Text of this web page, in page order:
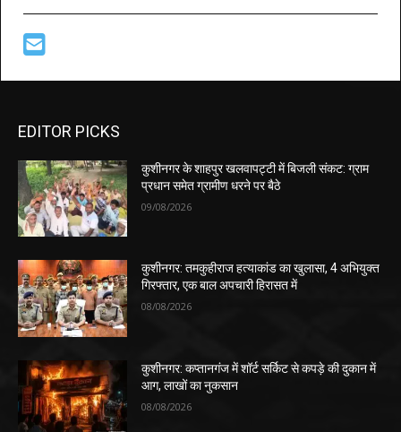
EDITOR PICKS
कुशीनगर के शाहपुर खलवापट्टी में बिजली संकट: ग्राम
प्रधान समेत ग्रामीण धरने पर बैठे
09/08/2026
कुशीनगर: तमकुहीराज हत्याकांड का खुलासा, 4 अभियुक्त
गिरफ्तार, एक बाल अपचारी हिरासत में
08/08/2026
कुशीनगर: कप्तानगंज में शॉर्ट सर्किट से कपड़े की दुकान में
आग, लाखों का नुकसान
08/08/2026